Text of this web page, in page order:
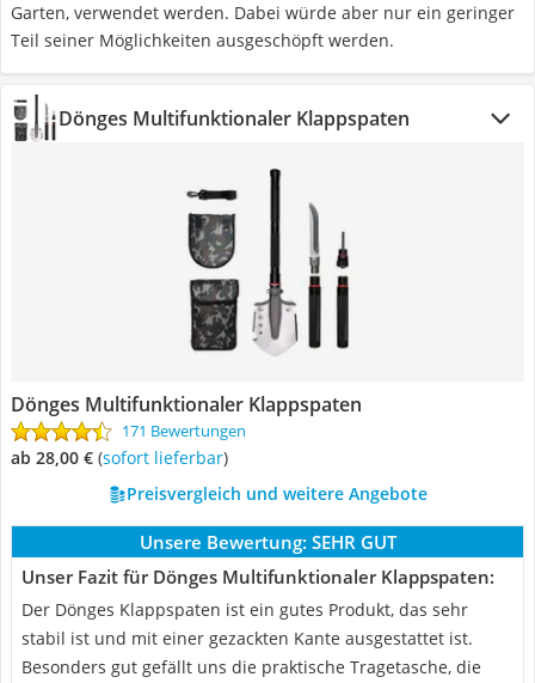
Garten, verwendet werden. Dabei würde aber nur ein geringer
Teil seiner Möglichkeiten ausgeschöpft werden.
Dönges Multifunktionaler Klappspaten
Dönges Multifunktionaler Klappspaten
171 Bewertungen
ab 28,00 € ( Sofort lieferbar)
Preisvergleich und weitere Angebote
Unsere Bewertung: SEHR GUT
Unser Fazit für Dönges Multifunktionaler Klappspaten:
Der Dönges Klappspaten ist ein gutes Produkt, das sehr
stabil ist und mit einer gezackten Kante ausgestattet ist.
Besonders gut gefällt uns die praktische Tragetasche, die